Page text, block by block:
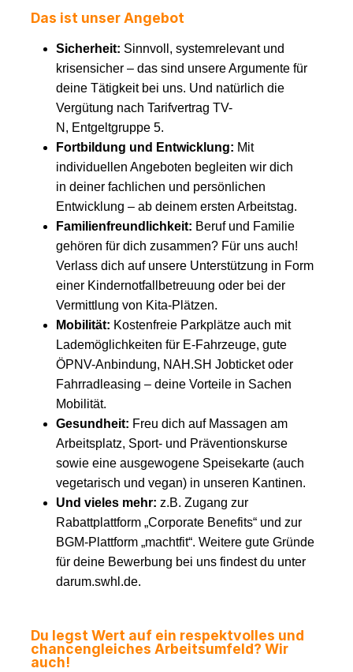
Das ist unser Angebot
Sicherheit: Sinnvoll, systemrelevant und
krisensicher – das sind unsere Argumente für
deine Tätigkeit bei uns. Und natürlich die
Vergütung nach Tarifvertrag TV-
N, Entgeltgruppe 5.
Fortbildung und Entwicklung: Mit
individuellen Angeboten begleiten wir dich
in deiner fachlichen und persönlichen
Entwicklung – ab deinem ersten Arbeitstag.
Familienfreundlichkeit: Beruf und Familie
gehören für dich zusammen? Für uns auch!
Verlass dich auf unsere Unterstützung in Form
einer Kindernotfallbetreuung oder bei der
Vermittlung von Kita-Plätzen.
Mobilität: Kostenfreie Parkplätze auch mit
Lademöglichkeiten für E-Fahrzeuge, gute
ÖPNV-Anbindung, NAH.SH Jobticket oder
Fahrradleasing – deine Vorteile in Sachen
Mobilität.
Gesundheit: Freu dich auf Massagen am
Arbeitsplatz, Sport- und Präventionskurse
sowie eine ausgewogene Speisekarte (auch
vegetarisch und vegan) in unseren Kantinen.
Und vieles mehr: z.B. Zugang zur
Rabattplattform „Corporate Benefits“ und zur
BGM-Plattform „machtfit“. Weitere gute Gründe
für deine Bewerbung bei uns findest du unter
darum.swhl.de.
Du legst Wert auf ein respektvolles und
chancengleiches Arbeitsumfeld? Wir
auch!